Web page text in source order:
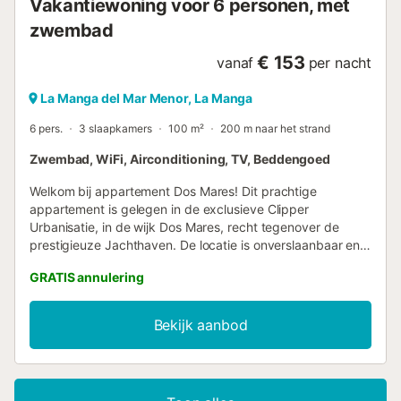
Vakantiewoning voor 6 personen, met
zwembad
vanaf € 153 per nacht
La Manga del Mar Menor, La Manga
6 pers. 3 slaapkamers 100 m² 200 m naar het strand
Zwembad, WiFi, Airconditioning, TV, Beddengoed
Welkom bij appartement Dos Mares! Dit prachtige
appartement is gelegen in de exclusieve Clipper
Urbanisatie, in de wijk Dos Mares, recht tegenover de
prestigieuze Jachthaven. De locatie is onverslaanbaar en
voorzieningen die La Manga del Mar Menor te bieden
heeft. Het appartement is geschikt voor maximaal 6
personen, waardoor het een perfecte keuze is voor een
vakantie met familie of vrienden. Bij binnenkomst wordt u
verwelkomd door een gezellige woon-eetkamer met
GRATIS annulering
Bekijk aanbod